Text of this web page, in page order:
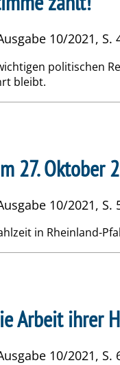
10/2021,
politischen
bleibt.
27. Oktober
10/2021, S.
in Rheinland-
Arbeit ihrer
10/2021, S.